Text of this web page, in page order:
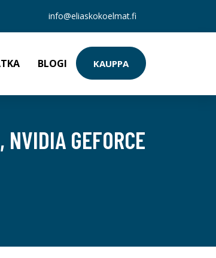
info@eliaskokoelmat.fi
BLOGI KAUPPA
GEFORCE